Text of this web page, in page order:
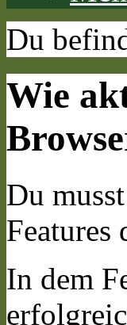
Du
Wie
Du
Features
In dem